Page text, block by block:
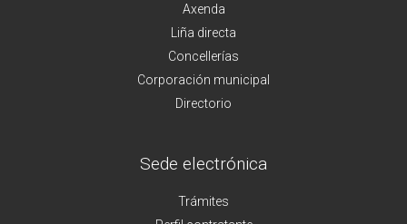
Axenda
Liña directa
Concellerías
Corporación municipal
Directorio
Sede electrónica
Trámites